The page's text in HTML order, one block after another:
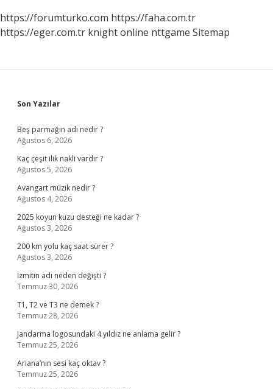
https://forumturko.com https://faha.com.tr
https://eger.com.tr knight online nttgame Sitemap
Sidebar
Son Yazılar
Beş parmağın adı nedir ?
Ağustos 6, 2026
Kaç çeşit ilik nakli vardır ?
Ağustos 5, 2026
Avangart müzik nedir ?
Ağustos 4, 2026
2025 koyun kuzu desteği ne kadar ?
Ağustos 3, 2026
200 km yolu kaç saat sürer ?
Ağustos 3, 2026
İzmitin adı neden değişti ?
Temmuz 30, 2026
T1, T2 ve T3 ne demek ?
Temmuz 28, 2026
Jandarma logosundaki 4 yıldız ne anlama gelir ?
Temmuz 25, 2026
Ariana’nın sesi kaç oktav ?
Temmuz 25, 2026